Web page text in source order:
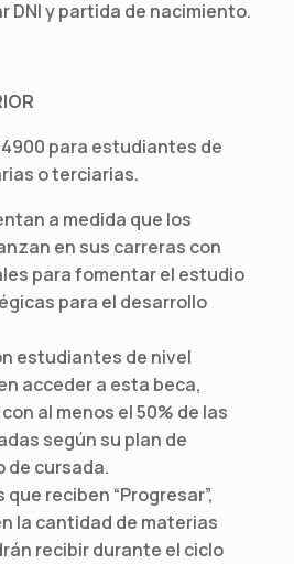
DNI y partida de nacimiento.
para estudiantes de
o terciarias.
a medida que los
en sus carreras con
para fomentar el estudio
para el desarrollo
estudiantes de nivel
acceder a esta beca,
al menos el 50% de las
según su plan de
de cursada.
reciben “Progresar”,
la cantidad de materias
recibir durante el ciclo